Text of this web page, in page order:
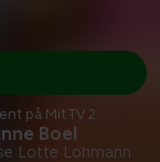
Boel
Lotte Lohmann
på Mit TV 2.